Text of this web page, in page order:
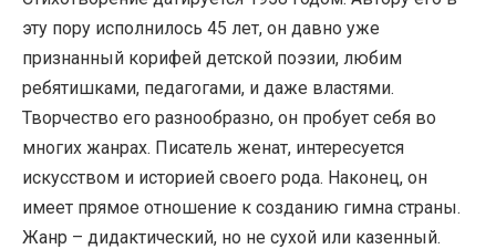
эту пору исполнилось 45 лет, он давно уже
признанный корифей детской поэзии, любим
ребятишками, педагогами, и даже властями.
Творчество его разнообразно, он пробует себя во
многих жанрах. Писатель женат, интересуется
искусством и историей своего рода. Наконец, он
имеет прямое отношение к созданию гимна страны.
Жанр – дидактический, но не сухой или казенный.